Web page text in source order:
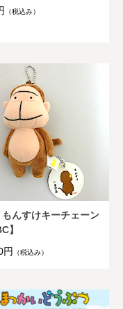
（税込み）
もんすけキーチェーン
】
円
（税込み）